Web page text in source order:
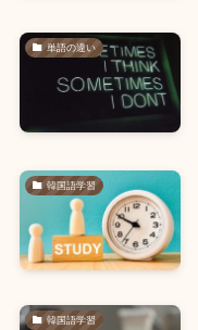
単語の違い
韓国語学習
韓国語学習